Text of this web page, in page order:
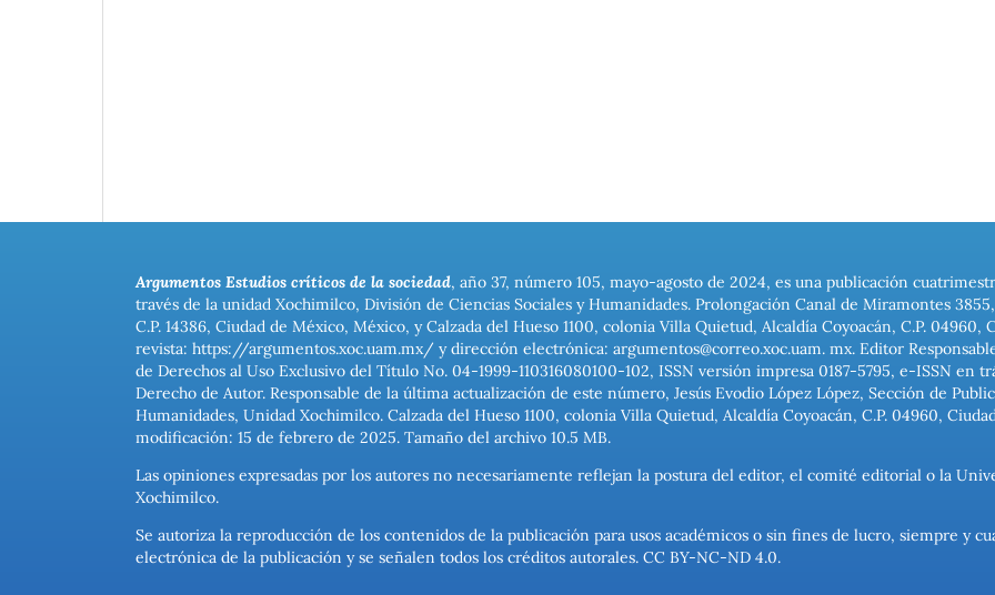
Argumentos Estudios críticos de la sociedad, año 37, número 105, mayo-agosto de 2024, es una publicación
través de la unidad Xochimilco, División de Ciencias Sociales y Humanidades. Prolongación Canal de Miramontes
C.P. 14386, Ciudad de México, México, y Calzada del Hueso 1100, colonia Villa Quietud, Alcaldía Coyoacán, C.P.
revista: https://argumentos.xoc.uam.mx/ y dirección electrónica: argumentos@correo.xoc.uam. mx. Editor
de Derechos al Uso Exclusivo del Título No. 04-1999-110316080100-102, ISSN versión impresa 0187-5795, e-ISSN
Derecho de Autor. Responsable de la última actualización de este número, Jesús Evodio López López, Sección de
Humanidades, Unidad Xochimilco. Calzada del Hueso 1100, colonia Villa Quietud, Alcaldía Coyoacán, C.P. 04960,
modificación: 15 de febrero de 2025. Tamaño del archivo 10.5 MB.
Las opiniones expresadas por los autores no necesariamente reflejan la postura del editor, el comité editorial o la
Xochimilco.
Se autoriza la reproducción de los contenidos de la publicación para usos académicos o sin fines de lucro, siempre y
electrónica de la publicación y se señalen todos los créditos autorales. CC BY-NC-ND 4.0.